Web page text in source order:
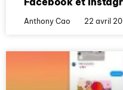
Anthony Cao 22 avril